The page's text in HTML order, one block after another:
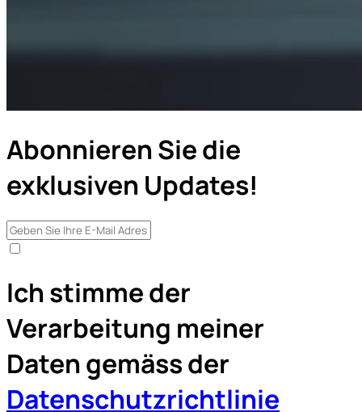
Abonnieren Sie die
exklusiven Updates!
Ich stimme der
Verarbeitung meiner
Daten gemäss der
Datenschutzrichtlinie